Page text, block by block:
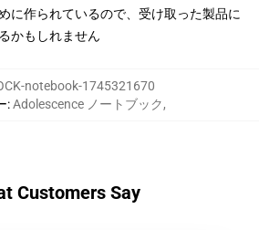
に作られているので、受け取った製品に
かもしれません
notebook-1745321670
:Adolescence ノートブック,
Customers Say